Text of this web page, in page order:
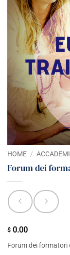
HOME /
Forum dei
$ 0.00
Forum dei formatori